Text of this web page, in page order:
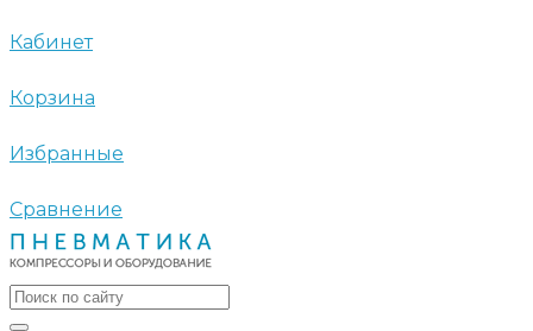
Кабинет
Корзина
Избранные
Сравнение